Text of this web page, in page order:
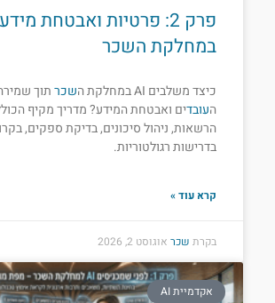
במחלקת השכר
כיצד משלבים AI במחלקת ה שכרתוך שמירה
העובדים ואבטחת המידע? מדריך מקיף הכולל
הרשאות, ניהול סיכונים, בדיקת ספקים,
בדרישות רגולטוריות.
קרא עוד »
בקרתשכראוגוסט 2, 2026
אקדמיית AI